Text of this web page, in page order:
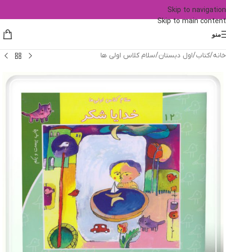
Skip to navigation
Skip to main content
منو
خانه/کتاب/اول دبستان/سلام کلاس اولی ها